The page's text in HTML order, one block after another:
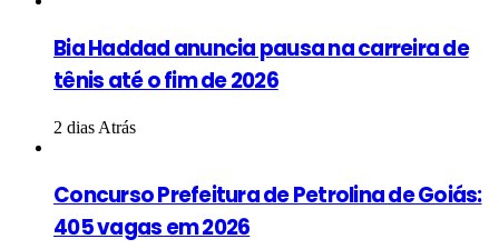
Bia Haddad anuncia pausa na carreira de
tênis até o fim de 2026
2 dias Atrás
Concurso Prefeitura de Petrolina de Goiás:
405 vagas em 2026